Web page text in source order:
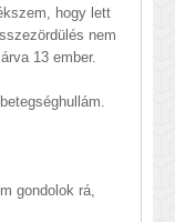
hogy lett
nem
13 ember.
gondolok rá,